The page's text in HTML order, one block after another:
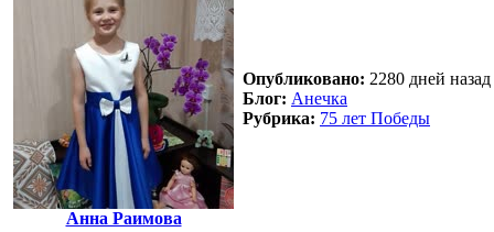
Анна Раимова
Опубликовано: 2280 дней
Блог: Анечка
Рубрика: 75 лет Победы